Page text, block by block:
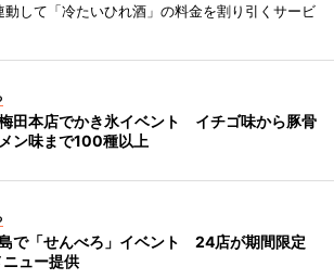
動して「冷たいひれ酒」の料金を割り引くサービ
田本店でかき氷イベント イチゴ味から豚骨
ン味まで100種以上
で「せんべろ」イベント 24店が期間限定
ュー提供